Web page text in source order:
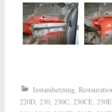
Instandsetzung,
220D, 230, 230C, 230CE, 230E